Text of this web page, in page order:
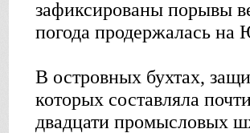
зафиксированы порывы
погода продержалась
В островных бухтах,
которых составляла
двадцати промысловых